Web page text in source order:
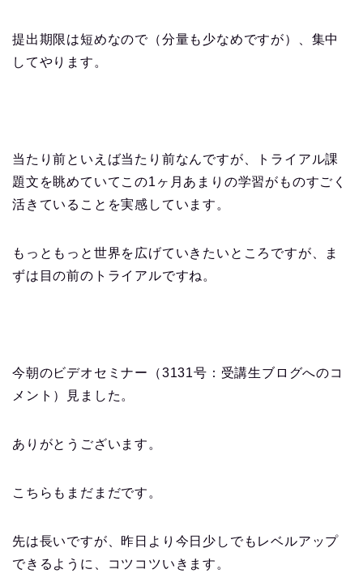
提出期限は短めなので（分量も少なめですが）、集中
してやります。
当たり前といえば当たり前なんですが、トライアル課
題文を眺めていてこの1ヶ月あまりの学習がものすごく
活きていることを実感しています。
もっともっと世界を広げていきたいところですが、ま
ずは目の前のトライアルですね。
今朝のビデオセミナー（3131号：受講生ブログへのコ
メント）見ました。
ありがとうございます。
こちらもまだまだです。
先は長いですが、昨日より今日少しでもレベルアップ
できるように、コツコツいきます。